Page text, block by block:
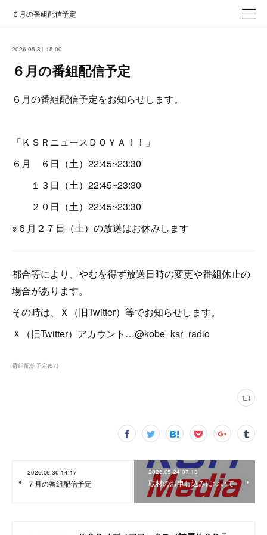
６月の番組配信予定
2026.05.31 15:00
６月の番組配信予定
６月の番組配信予定をお知らせします。
「ＫＳＲニュースＤＯＹＡ！！」
６月 ６日（土）22:45~23:30
１３日（土）22:45~23:30
２０日（土）22:45~23:30
※６月２７日（土）の放送はお休みします
都合等により、やむを得ず放送日時の変更や番組休止の
場合があります。
その時は、Ｘ（旧Twitter）等でお知らせします。
Ｘ（旧Twitter）アカウント…@kobe_ksr_radio
番組配信予定(67)
2026.06.30 14:17
７月の番組配信予定
2026.05.24 07:13
取材のお申し込みについて